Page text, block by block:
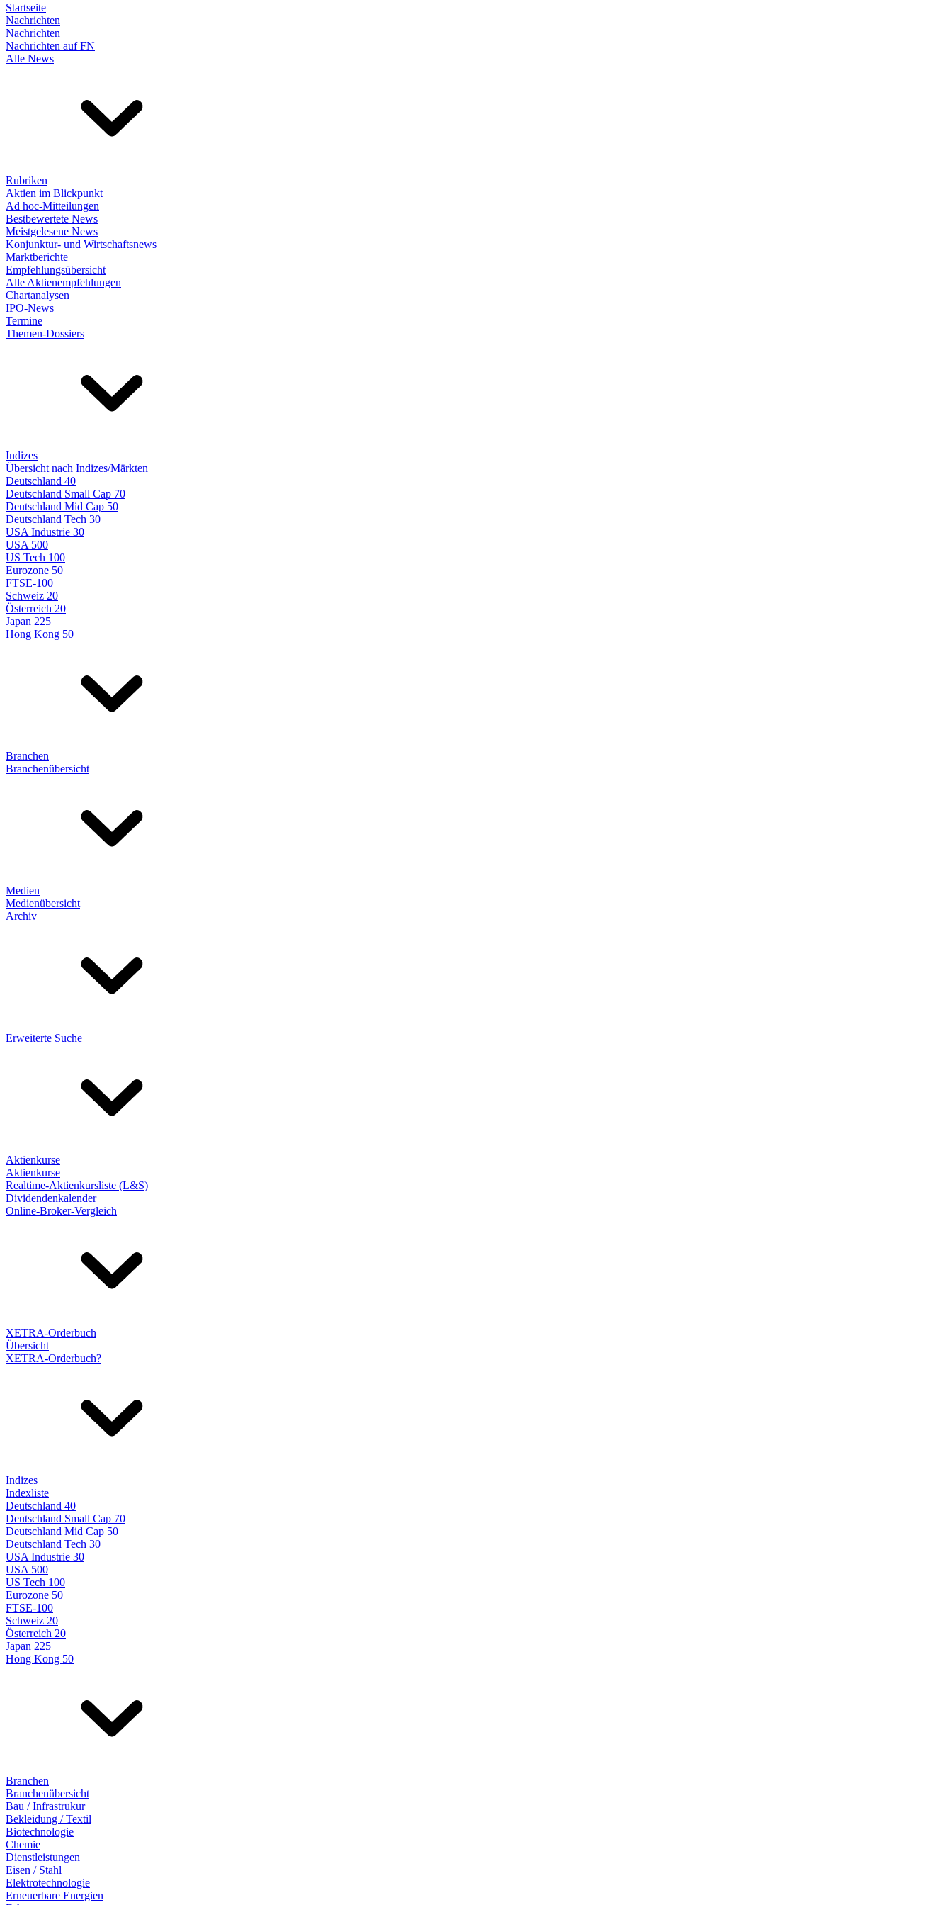
Startseite
Nachrichten
Nachrichten
Nachrichten auf FN
Alle News
Rubriken
Aktien im Blickpunkt
Ad hoc-Mitteilungen
Bestbewertete News
Meistgelesene News
Konjunktur- und Wirtschaftsnews
Marktberichte
Empfehlungsübersicht
Alle Aktienempfehlungen
Chartanalysen
IPO-News
Termine
Themen-Dossiers
Indizes
Übersicht nach Indizes/Märkten
Deutschland 40
Deutschland Small Cap 70
Deutschland Mid Cap 50
Deutschland Tech 30
USA Industrie 30
USA 500
US Tech 100
Eurozone 50
FTSE-100
Schweiz 20
Österreich 20
Japan 225
Hong Kong 50
Branchen
Branchenübersicht
Medien
Medienübersicht
Archiv
Erweiterte Suche
Aktienkurse
Aktienkurse
Realtime-Aktienkursliste (L&S)
Dividendenkalender
Online-Broker-Vergleich
XETRA-Orderbuch
Übersicht
XETRA-Orderbuch?
Indizes
Indexliste
Deutschland 40
Deutschland Small Cap 70
Deutschland Mid Cap 50
Deutschland Tech 30
USA Industrie 30
USA 500
US Tech 100
Eurozone 50
FTSE-100
Schweiz 20
Österreich 20
Japan 225
Hong Kong 50
Branchen
Branchenübersicht
Bau / Infrastrukur
Bekleidung / Textil
Biotechnologie
Chemie
Dienstleistungen
Eisen / Stahl
Elektrotechnologie
Erneuerbare Energien